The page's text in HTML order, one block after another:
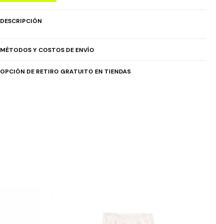
DESCRIPCIÓN
MÉTODOS Y COSTOS DE ENVÍO
OPCIÓN DE RETIRO GRATUITO EN TIENDAS